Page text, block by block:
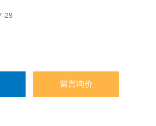
24小时
能
29
留言询价